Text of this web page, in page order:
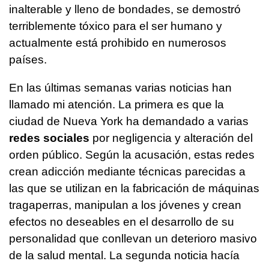
inalterable y lleno de bondades, se demostró
terriblemente tóxico para el ser humano y
actualmente está prohibido en numerosos
países.
En las últimas semanas varias noticias han
llamado mi atención. La primera es que la
ciudad de Nueva York ha demandado a varias
redes sociales por negligencia y alteración del
orden público. Según la acusación, estas redes
crean adicción mediante técnicas parecidas a
las que se utilizan en la fabricación de máquinas
tragaperras, manipulan a los jóvenes y crean
efectos no deseables en el desarrollo de su
personalidad que conllevan un deterioro masivo
de la salud mental. La segunda noticia hacía